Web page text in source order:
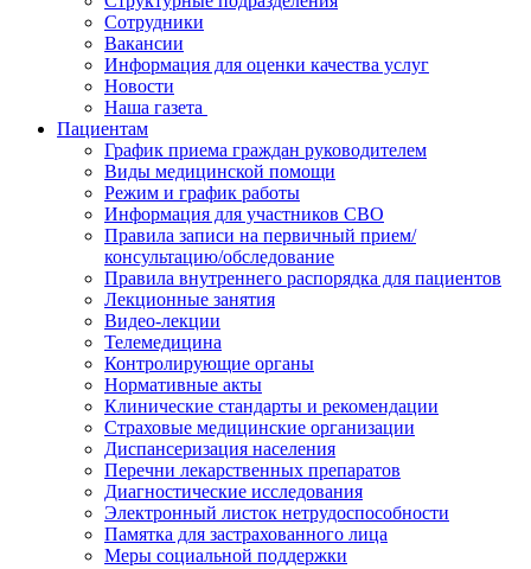
Сотрудники
Вакансии
Информация для оценки качества услуг
Новости
​​Наша газета
Пациентам
График приема граждан руководителем
Виды медицинской помощи
Режим и график работы
Информация для участников СВО
Правила записи на первичный прием/
консультацию/обследование
Правила внутреннего распорядка для пациентов
Лекционные занятия
Видео-лекции
Телемедицина
Контролирующие органы
Нормативные акты
Клинические стандарты и рекомендации
Страховые медицинские организации
Диспансеризация населения
Перечни лекарственных препаратов
Диагностические исследования
Электронный листок нетрудоспособности
Памятка для застрахованного лица
Меры социальной поддержки